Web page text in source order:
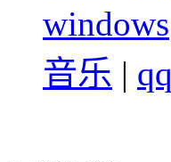
windows
音乐 | qq